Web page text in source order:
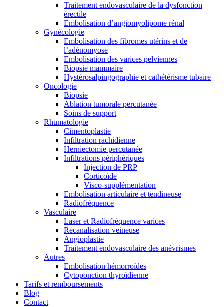
Traitement endovasculaire de la dysfonction
érectile
Embolisation d’angiomyolipome rénal
Gynécologie
Embolisation des fibromes utérins et de
l’adénomyose
Embolisation des varices pelviennes
Biopsie mammaire
Hystérosalpingographie et cathétérisme tubaire
Oncologie
Biopsie
Ablation tumorale percutanée
Soins de support
Rhumatologie
Cimentoplastie
Infiltration rachidienne
Herniectomie percutanée
Infiltrations périphériques
Injection de PRP
Corticoïde
Visco-supplémentation
Embolisation articulaire et tendineuse
Radiofréquence
Vasculaire
Laser et Radiofréquence varices
Recanalisation veineuse
Angioplastie
Traitement endovasculaire des anévrismes
Autres
Embolisation hémorroïdes
Cytoponction thyroïdienne
Tarifs et remboursements
Blog
Contact